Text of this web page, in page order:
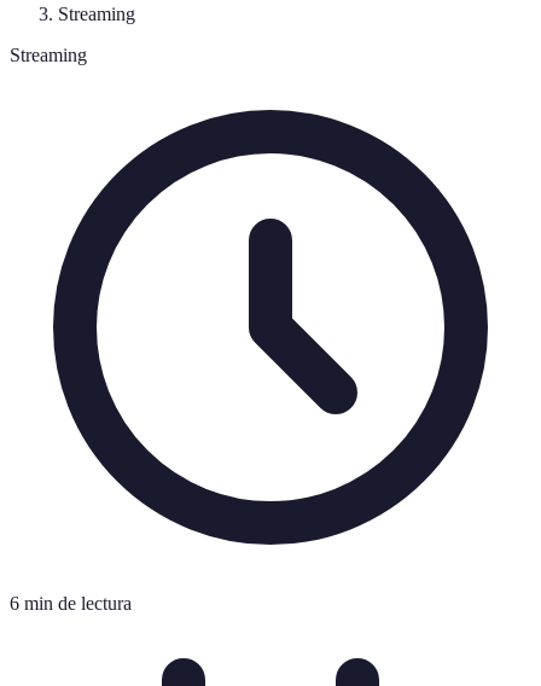
Streaming
Streaming
6 min de lectura